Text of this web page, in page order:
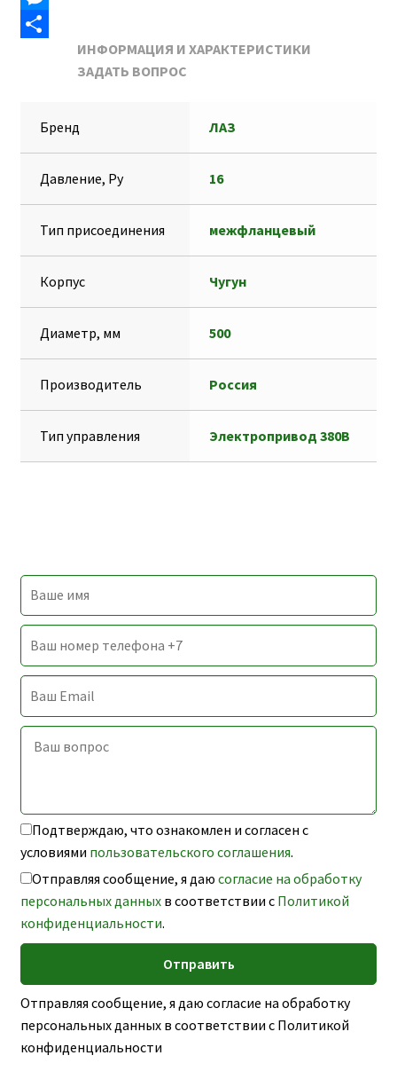
o
teM
ИНФОРМАЦИЯ И ХАРАКТЕРИСТИКИ
ЗАДАТЬ ВОПРОС
Бренд ЛАЗ
Давление, Ру 16
Тип присоединения межфланцевый
Корпус Чугун
Диаметр, мм 500
Производитель Россия
Тип управления Электропривод 380В
Подтверждаю, что ознакомлен и согласен с
условиями пользовательского соглашения.
Отправляя сообщение, я даю согласие на обработку
персональных данныхв соответствии с Политикой
конфиденциальности.
Отправляя сообщение, я даю согласие на обработку
персональных данных в соответствии с Политикой
конфиденциальности